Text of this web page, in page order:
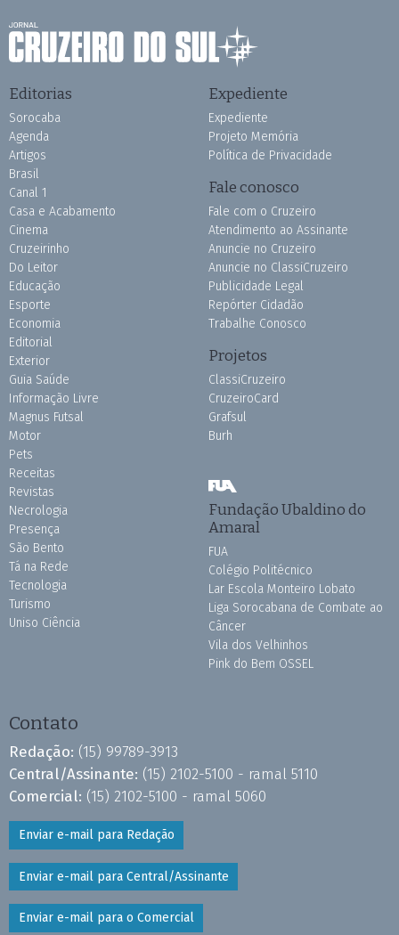
Editorias
Sorocaba
Agenda
Artigos
Brasil
Canal 1
Casa e Acabamento
Cinema
Cruzeirinho
Do Leitor
Educação
Esporte
Economia
Editorial
Exterior
Guia Saúde
Informação Livre
Magnus Futsal
Motor
Pets
Receitas
Revistas
Necrologia
Presença
São Bento
Tá na Rede
Tecnologia
Turismo
Uniso Ciência
Expediente
Expediente
Projeto Memória
Política de Privacidade
Fale conosco
Fale com o Cruzeiro
Atendimento ao Assinante
Anuncie no Cruzeiro
Anuncie no ClassiCruzeiro
Publicidade Legal
Repórter Cidadão
Trabalhe Conosco
Projetos
ClassiCruzeiro
CruzeiroCard
Grafsul
Burh
Fundação Ubaldino do
Amaral
FUA
Colégio Politécnico
Lar Escola Monteiro Lobato
Liga Sorocabana de Combate ao
Câncer
Vila dos Velhinhos
Pink do Bem OSSEL
Contato
Redação: (15) 99789-3913
Central/Assinante: (15) 2102-5100 - ramal 5110
Comercial: (15) 2102-5100 - ramal 5060
Enviar e-mail para Redação
Enviar e-mail para Central/Assinante
Enviar e-mail para o Comercial